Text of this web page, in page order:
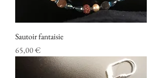
Sautoir fantaisie
Prix
65,00 €